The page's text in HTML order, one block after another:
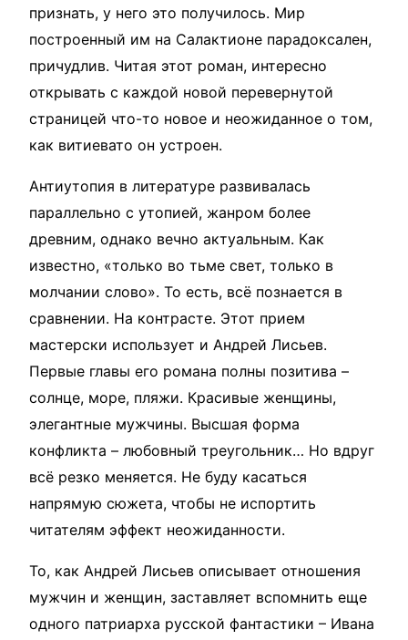
признать, у него это получилось. Мир
построенный им на Салактионе парадоксален,
причудлив. Читая этот роман, интересно
открывать с каждой новой перевернутой
страницей что-то новое и неожиданное о том,
как витиевато он устроен.
Антиутопия в литературе развивалась
параллельно с утопией, жанром более
древним, однако вечно актуальным. Как
известно, «только во тьме свет, только в
молчании слово». То есть, всё познается в
сравнении. На контрасте. Этот прием
мастерски использует и Андрей Лисьев.
Первые главы его романа полны позитива –
солнце, море, пляжи. Красивые женщины,
элегантные мужчины. Высшая форма
конфликта – любовный треугольник… Но вдруг
всё резко меняется. Не буду касаться
напрямую сюжета, чтобы не испортить
читателям эффект неожиданности.
То, как Андрей Лисьев описывает отношения
мужчин и женщин, заставляет вспомнить еще
одного патриарха русской фантастики – Ивана